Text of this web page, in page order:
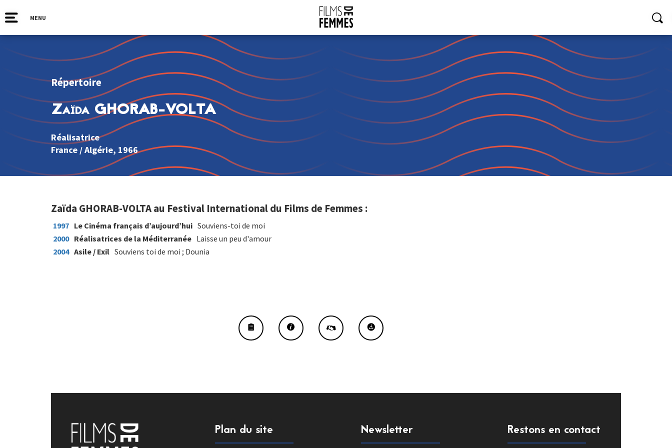
MENU
Répertoire
Zaïda GHORAB-VOLTA
Réalisatrice
France /Algérie, 1966
Zaïda GHORAB-VOLTA au Festival International du Films de Femmes :
1997 Le Cinéma français d’aujourd’hui Souviens-toi de moi
2000 Réalisatrices de la Méditerranée Laisse un peu d'amour
2004 Asile / Exil Souviens toi de moi ; Dounia
Plan du site Newsletter Restons en contact